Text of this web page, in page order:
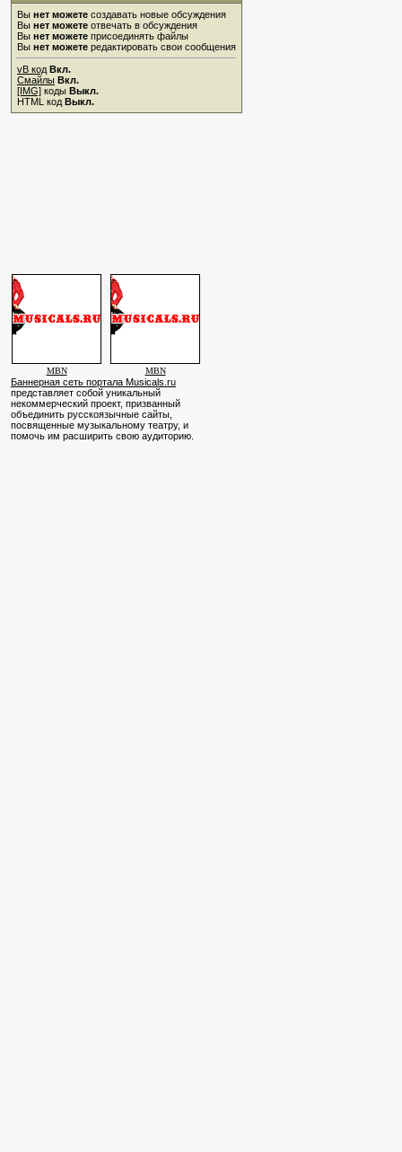
Вы нет можете создавать новые обсуждения
Вы нет можете отвечать в обсуждения
Вы нет можете присоединять файлы
Вы нет можете редактировать свои сообщения
vB код Вкл.
Смайлы Вкл.
[IMG] коды Выкл.
HTML код Выкл.
MBN MBN
Баннерная сеть портала Musicals.ru
представляет собой уникальный
некоммерческий проект, призванный
объединить русскоязычные сайты,
посвященные музыкальному театру, и
помочь им расширить свою аудиторию.